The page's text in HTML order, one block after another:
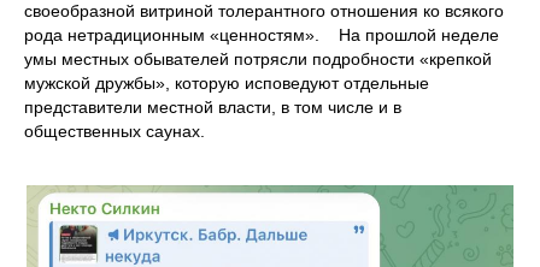
своеобразной витриной толерантного отношения ко всякого
рода нетрадиционным «ценностям». На прошлой неделе
умы местных обывателей потрясли подробности «крепкой
мужской дружбы», которую исповедуют отдельные
представители местной власти, в том числе и в
общественных саунах.